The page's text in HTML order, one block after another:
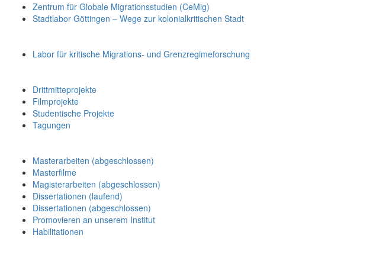
Zentrum für Globale Migrationsstudien (CeMig)
Stadtlabor Göttingen – Wege zur kolonialkritischen Stadt
Labor für kritische Migrations- und Grenzregimeforschung
Drittmitteprojekte
Filmprojekte
Studentische Projekte
Tagungen
Masterarbeiten (abgeschlossen)
Masterfilme
Magisterarbeiten (abgeschlossen)
Dissertationen (laufend)
Dissertationen (abgeschlossen)
Promovieren an unserem Institut
Habilitationen